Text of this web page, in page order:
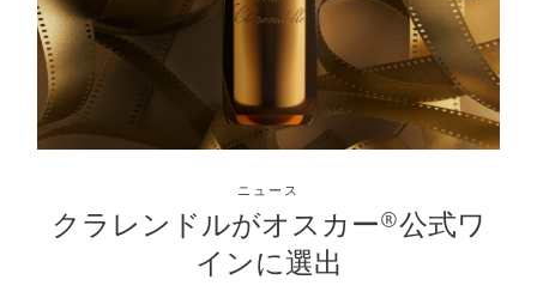
ニュース
クラレンドルがオスカー®公式ワ
インに選出